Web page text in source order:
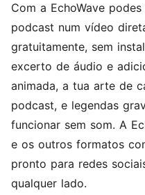
Com a EchoWave
podcast num vídeo
gratuitamente, sem
excerto de áudio e
animada, a tua arte de
podcast, e legendas
funcionar sem som. A
e os outros formatos
pronto para redes
qualquer lado.